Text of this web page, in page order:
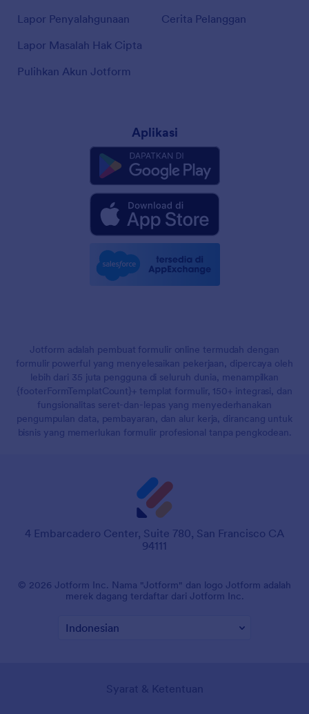
Lapor Penyalahgunaan
Lapor Masalah Hak Cipta
Pulihkan Akun Jotform
Cerita Pelanggan
Aplikasi
Jotform adalah pembuat formulir online termudah dengan
formulir powerful yang menyelesaikan pekerjaan, dipercaya oleh
lebih dari 35 juta pengguna di seluruh dunia, menampilkan
{footerFormTemplatCount}+ templat formulir, 150+ integrasi, dan
fungsionalitas seret-dan-lepas yang menyederhanakan
pengumpulan data, pembayaran, dan alur kerja, dirancang untuk
bisnis yang memerlukan formulir profesional tanpa pengkodean.
4 Embarcadero Center, Suite 780, San Francisco CA
94111
© 2026 Jotform Inc. Nama "Jotform" dan logo Jotform adalah
merek dagang terdaftar dari Jotform Inc.
Syarat & Ketentuan